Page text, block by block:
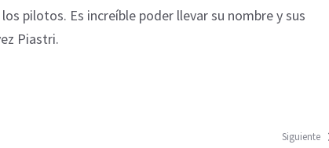
pilotos. Es increíble poder llevar su nombre y sus
Piastri.
Siguiente